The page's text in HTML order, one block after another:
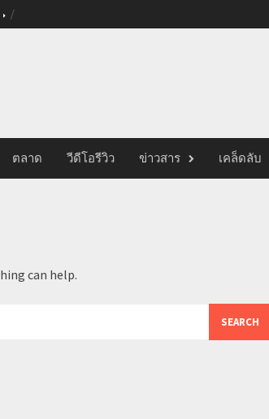
ตลาด วีดีโอรีวิว ข่าวสาร เคล็ดลับ
can help.